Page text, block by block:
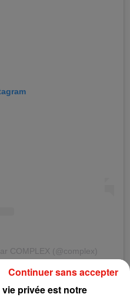
COMPLEX (@complex)
privée est notre
Continuer sans accepter